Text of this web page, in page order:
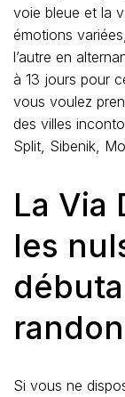
voie bleue et la
émotions
l’autre en
à 13 jours pour
vous voulez
des villes
Split, Sibenik,
La Via
les
Si vous ne